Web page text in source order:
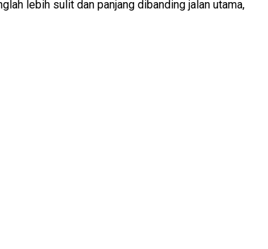
lebih sulit dan panjang dibanding jalan utama,